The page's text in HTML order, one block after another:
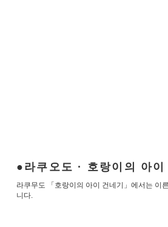
라쿠오도 · 호랑이의 아이
라쿠무도 「호랑이의 아이 건네기」에서는 이
니다.